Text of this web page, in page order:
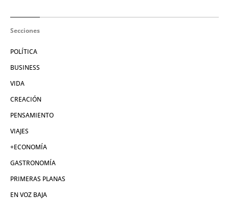
Secciones
POLÍTICA
BUSINESS
VIDA
CREACIÓN
PENSAMIENTO
VIAJES
+ECONOMÍA
GASTRONOMÍA
PRIMERAS PLANAS
EN VOZ BAJA